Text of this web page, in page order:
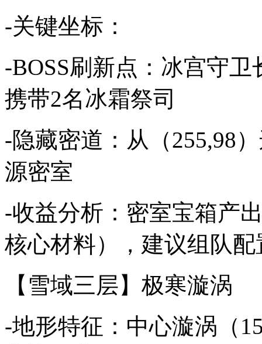
-关键坐标：
-BOSS刷新点：冰宫守
携带2名冰霜祭司
-隐藏密道：从（255,98
源密室
-收益分析：密室宝箱产
核心材料），建议组队
【雪域三层】极寒漩涡
-地形特征：中心漩涡（